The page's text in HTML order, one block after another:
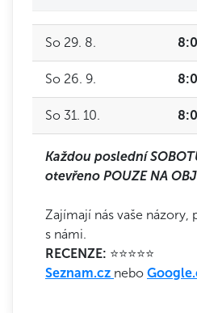
So 29. 8.
So 26. 9.
So 31. 10.
Každou poslední
otevřeno POUZE NA
Zajímají nás vaše názory,
s námi.
RECENZE: ⭐⭐⭐⭐⭐
Seznam.cz nebo